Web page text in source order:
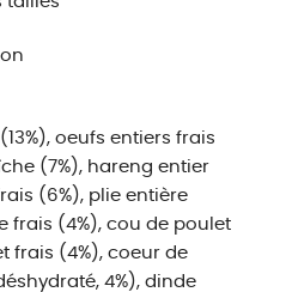
oeufs entiers frais
(7%), hareng entier
(6%), plie entière
frais (4%), cou de poulet
frais (4%), coeur de
4%), dinde